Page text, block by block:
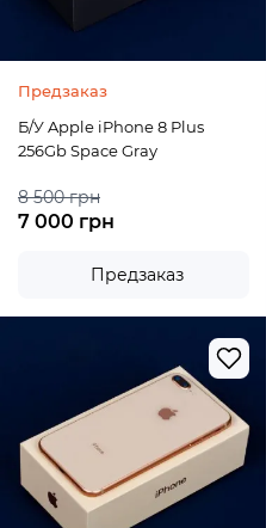
Предзаказ
Б/У Apple iPhone 8 Plus
256Gb Space Gray
8 500 грн
7 000 грн
Предзаказ